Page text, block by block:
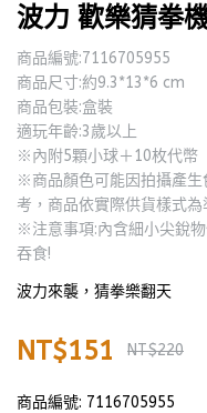
波力 歡樂猜拳
商品編號:7116705955
商品尺寸:約9.3*13*6 cm
商品包裝:盒裝
適玩年齡:3歲以上
※內附5顆小球＋10枚代幣
※商品顏色可能因拍攝產生
考，商品依實際供貨樣式為
※注意事項:內含細小尖銳
吞食!
波力來襲，猜拳樂翻天
NT$151 NT$220
商品編號: 7116705955